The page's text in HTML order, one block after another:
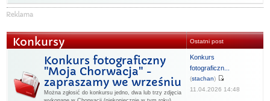
Konkursy Ostatni post
Konkurs fotograficzny
"Moja Chorwacja" -
zapraszamy we wrześniu
Można zgłosić do konkursu jedno, dwa lub trzy zdjęcia
Konkurs
fotograficzn...
(stachan)
11.04.2026 14:48